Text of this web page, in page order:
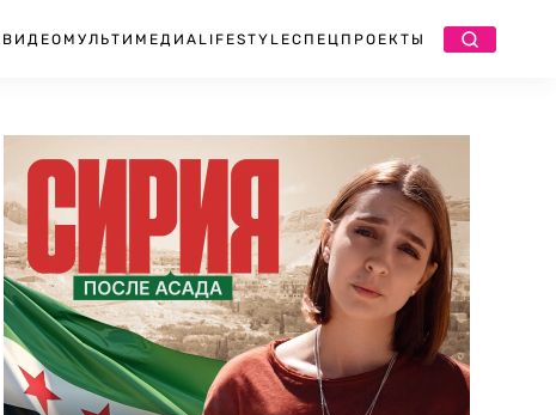
ВИДЕО МУЛЬТИМЕДИА LIFESTYLEСПЕЦПРОЕКТЫ